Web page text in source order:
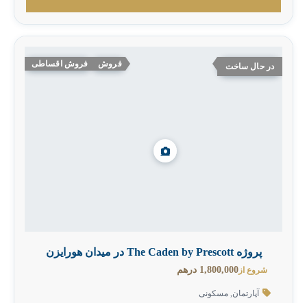
در حال ساخت فروش فروش اقساطی
پروژه The Caden by Prescott در میدان هورایزن
شروع از 1,800,000 درهم
آپارتمان,مسکونی